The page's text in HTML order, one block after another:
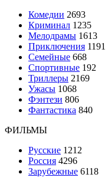
Комедии 2693
Криминал 1235
Мелодрамы 1613
Приключения 1191
Семейные 668
Спортивные 192
Триллеры 2169
Ужасы 1068
Фэнтези 806
Фантастика 840
ФИЛЬМЫ
Русские 1212
Россия 4296
Зарубежные 6118